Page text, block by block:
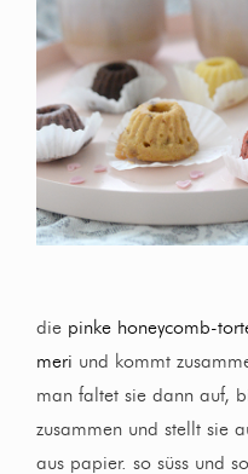
die pinke honeycomb-
meri und kommt
man faltet sie dann auf,
zusammen und stellt sie
aus papier. so süss und